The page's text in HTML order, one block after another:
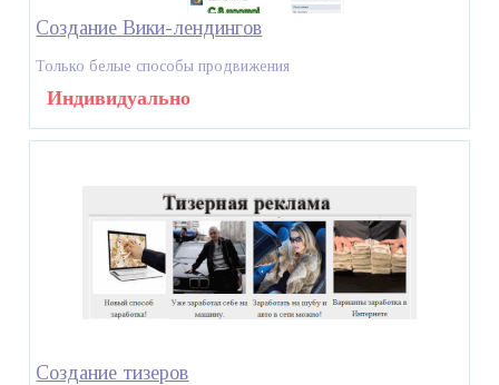
Создание Вики-лендингов
Только белые способы продвижения
Индивидуально
Создание тизеров